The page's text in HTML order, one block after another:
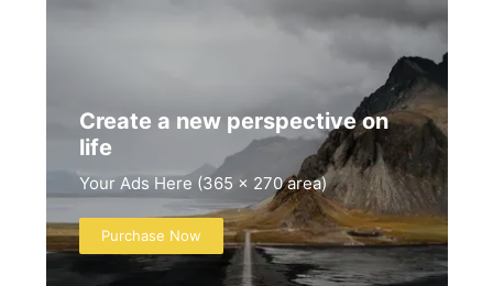
Create a new perspective on
life
Your Ads Here (365 x 270 area)
Purchase Now